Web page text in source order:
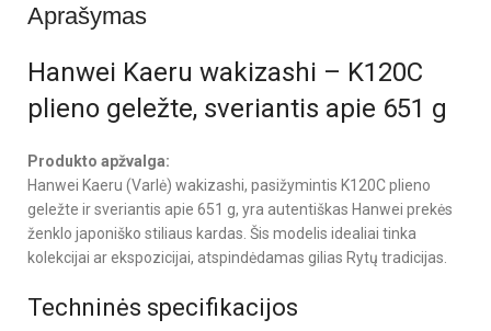
Aprašymas
Hanwei Kaeru wakizashi – K120C
plieno geležte, sveriantis apie 651 g
Produkto apžvalga:
Hanwei Kaeru (Varlė) wakizashi, pasižymintis K120C plieno
geležte ir sveriantis apie 651 g, yra autentiškas Hanwei prekės
ženklo japoniško stiliaus kardas. Šis modelis idealiai tinka
kolekcijai ar ekspozicijai, atspindėdamas gilias Rytų tradicijas.
Techninės specifikacijos